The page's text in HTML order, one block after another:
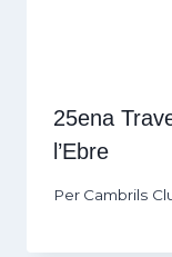
25ena
l’Ebre
Per Cambrils